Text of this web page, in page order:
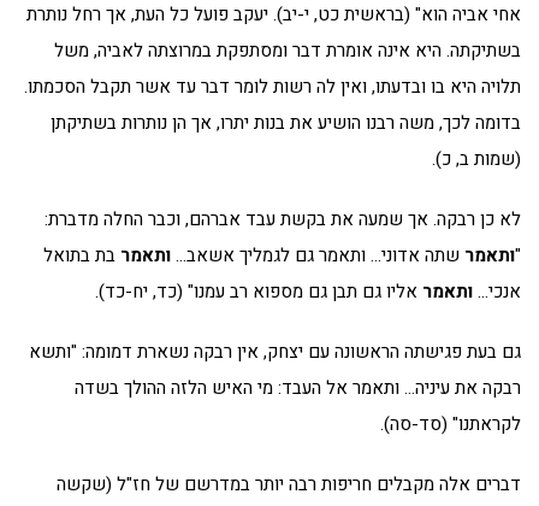
אחי אביה הוא" (בראשית כט, י-יב). יעקב פועל כל העת, אך רחל נותרת
בשתיקתה. היא אינה אומרת דבר ומסתפקת במרוצתה לאביה, משל
תלויה היא בו ובדעתו, ואין לה רשות לומר דבר עד אשר תקבל הסכמתו.
בדומה לכך, משה רבנו הושיע את בנות יתרו, אך הן נותרות בשתיקתן
(שמות ב, כ).
לא כן רבקה. אך שמעה את בקשת עבד אברהם, וכבר החלה מדברת:
"ותאמר שתה אדוני… ותאמר גם לגמליך אשאב…ותאמר בת בתואל
אנכי…ותאמר אליו גם תבן גם מספוא רב עמנו" (כד, יח-כד).
גם בעת פגישתה הראשונה עם יצחק, אין רבקה נשארת דמומה: "ותשא
רבקה את עיניה… ותאמר אל העבד: מי האיש הלזה ההולך בשדה
לקראתנו" (סד-סה).
דברים אלה מקבלים חריפות רבה יותר במדרשם של חז"ל (שקשה